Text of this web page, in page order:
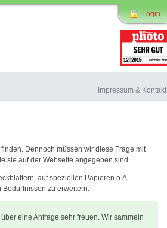
Login
Impressum & Kontakt
Dennoch müssen wir diese Frage mit
sie auf der Webseite angegeben sind.
auf speziellen Papieren o.Ä.
zu erweitern.
eine Anfrage sehr freuen. Wir sammeln